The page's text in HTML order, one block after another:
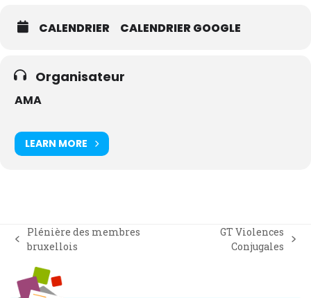
CALENDRIER CALENDRIER GOOGLE
Organisateur
AMA
LEARN MORE
previous
Plénière des membres
bruxellois
GT Violences
Conjugales